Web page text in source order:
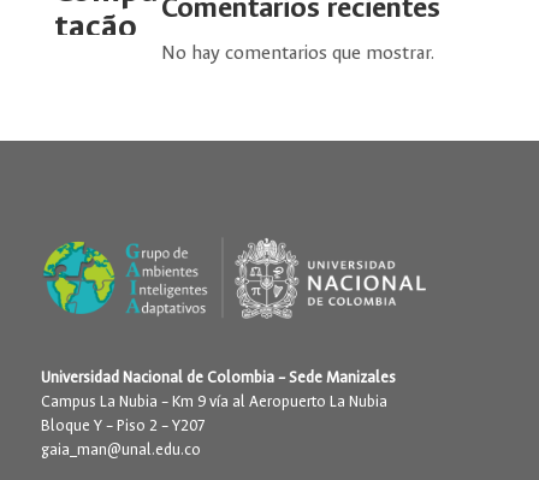
tação
porÍndigo|
Comentarios recientes
No hay comentarios que mostrar.
Universidad Nacional de Colombia – Sede Manizales
Campus La Nubia – Km 9 vía al Aeropuerto La Nubia
Bloque Y – Piso 2 – Y207
gaia_man@unal.edu.co